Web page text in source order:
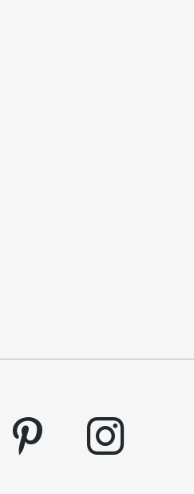
pinterest instagram